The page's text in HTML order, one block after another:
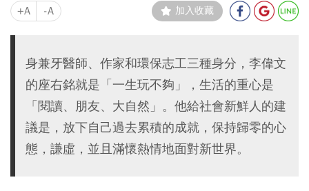
+A -A 加入收藏
身兼牙醫師、作家和環保志工三種身分，李偉文
的座右銘就是「一生玩不夠」，生活的重心是
「閱讀、朋友、大自然」。他給社會新鮮人的建
議是，放下自己過去累積的成就，保持歸零的心
態，謙虛，並且滿懷熱情地面對新世界。